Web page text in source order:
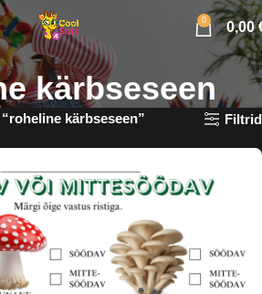
0 0,00
kärbseseen
kärbseseen” Filtrid